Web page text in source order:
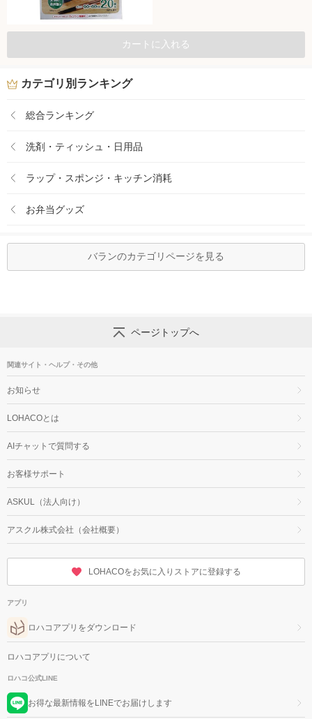
カートに入れる
カテゴリ別ランキング
総合ランキング
洗剤・ティッシュ・日用品
ラップ・スポンジ・キッチン消耗
お弁当グッズ
バランのカテゴリページを見る
ページトップへ
関連サイト・ヘルプ・その他
お知らせ
LOHACOとは
AIチャットで質問する
お客様サポート
ASKUL（法人向け）
アスクル株式会社（会社概要）
LOHACOをお気に入りストアに登録する
アプリ
ロハコアプリをダウンロード
ロハコアプリについて
ロハコ公式LINE
お得な最新情報をLINEでお届けします